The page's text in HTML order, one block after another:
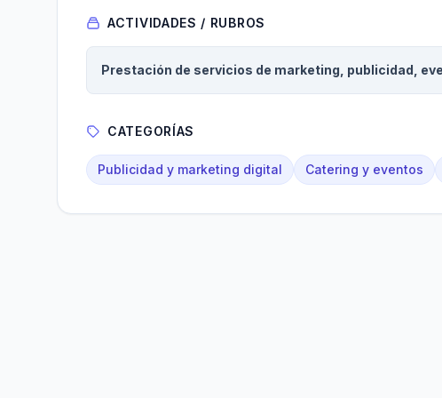
ACTIVIDADES / RUBROS
Prestación de servicios de marketing, publicidad,
CATEGORÍAS
Publicidad y marketing digital Catering y eventos